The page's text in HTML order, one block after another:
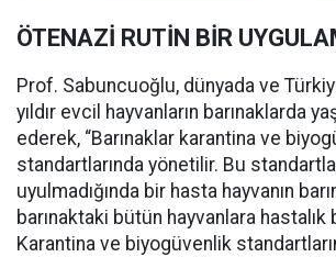
ÖTENAZİ RUTİN BİR
Prof. Sabuncuoğlu, dünyada ve
yıldır evcil hayvanların barınaklarda
ederek, “Barınaklar karantina ve
standartlarında yönetilir. Bu
uyulmadığında bir hasta hayvanın
barınaktaki bütün hayvanlara hastalık
Karantina ve biyogüvenlik